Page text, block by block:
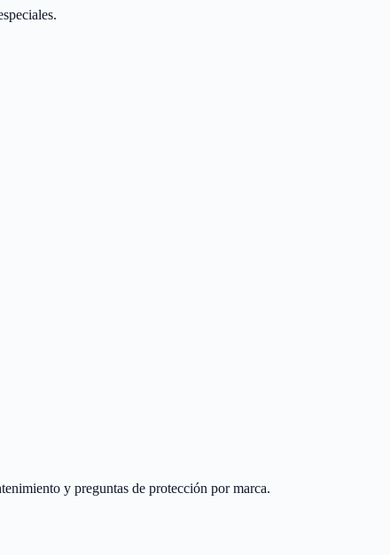
y preguntas de protección por marca.